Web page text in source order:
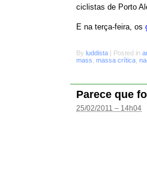
ciclistas de Porto
E na terça-feira, os
By luddista | Posted in
mass massa crítica
Parece que
25/02/2011 – 14h04